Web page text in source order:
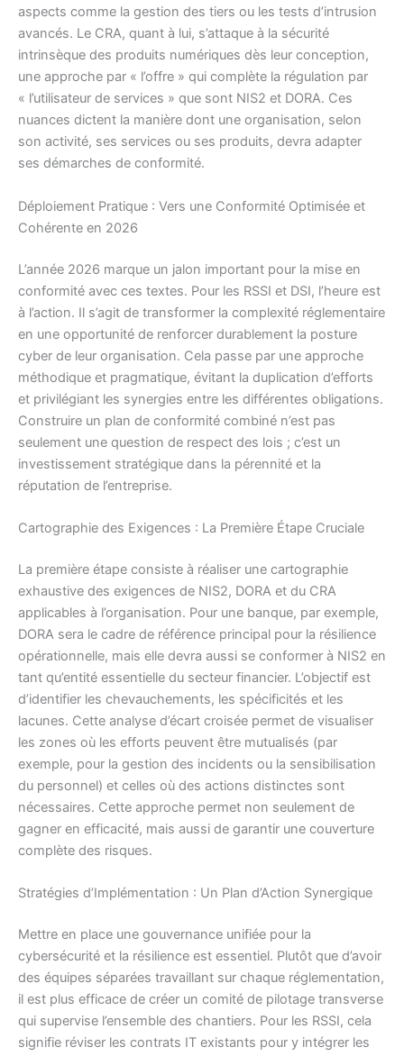
aspects comme la gestion des tiers ou les tests d’intrusion
avancés. Le CRA, quant à lui, s’attaque à la sécurité
intrinsèque des produits numériques dès leur conception,
une approche par « l’offre » qui complète la régulation par
« l’utilisateur de services » que sont NIS2 et DORA. Ces
nuances dictent la manière dont une organisation, selon
son activité, ses services ou ses produits, devra adapter
ses démarches de conformité.
Déploiement Pratique : Vers une Conformité Optimisée et
Cohérente en 2026
L’année 2026 marque un jalon important pour la mise en
conformité avec ces textes. Pour les RSSI et DSI, l’heure est
à l’action. Il s’agit de transformer la complexité réglementaire
en une opportunité de renforcer durablement la posture
cyber de leur organisation. Cela passe par une approche
méthodique et pragmatique, évitant la duplication d’efforts
et privilégiant les synergies entre les différentes obligations.
Construire un plan de conformité combiné n’est pas
seulement une question de respect des lois ; c’est un
investissement stratégique dans la pérennité et la
réputation de l’entreprise.
Cartographie des Exigences : La Première Étape Cruciale
La première étape consiste à réaliser une cartographie
exhaustive des exigences de NIS2, DORA et du CRA
applicables à l’organisation. Pour une banque, par exemple,
DORA sera le cadre de référence principal pour la résilience
opérationnelle, mais elle devra aussi se conformer à NIS2 en
tant qu’entité essentielle du secteur financier. L’objectif est
d’identifier les chevauchements, les spécificités et les
lacunes. Cette analyse d’écart croisée permet de visualiser
les zones où les efforts peuvent être mutualisés (par
exemple, pour la gestion des incidents ou la sensibilisation
du personnel) et celles où des actions distinctes sont
nécessaires. Cette approche permet non seulement de
gagner en efficacité, mais aussi de garantir une couverture
complète des risques.
Stratégies d’Implémentation : Un Plan d’Action Synergique
Mettre en place une gouvernance unifiée pour la
cybersécurité et la résilience est essentiel. Plutôt que d’avoir
des équipes séparées travaillant sur chaque réglementation,
il est plus efficace de créer un comité de pilotage transverse
qui supervise l’ensemble des chantiers. Pour les RSSI, cela
signifie réviser les contrats IT existants pour y intégrer les